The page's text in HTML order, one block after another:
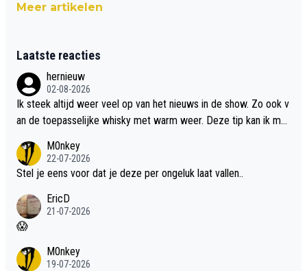
Meer artikelen
Laatste reacties
hernieuw
02-08-2026
Ik steek altijd weer veel op van het nieuws in de show. Zo ook v
an de toepasselijke whisky met warm weer. Deze tip kan ik met
M0nkey
22-07-2026
Stel je eens voor dat je deze per ongeluk laat vallen..
EricD
21-07-2026
😱
M0nkey
19-07-2026